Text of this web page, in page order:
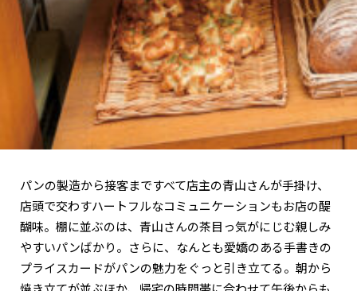
パンの製造から接客まですべて店主の青山さんが手掛け、
店頭で交わすハートフルなコミュニケーションもお店の醍
醐味。棚に並ぶのは、青山さんの茶目っ気がにじむ親しみ
やすいパンばかり。さらに、なんとも愛嬌のある手書きの
プライスカードがパンの魅力をぐっと引き立てる。朝から